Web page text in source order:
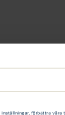
förbättra